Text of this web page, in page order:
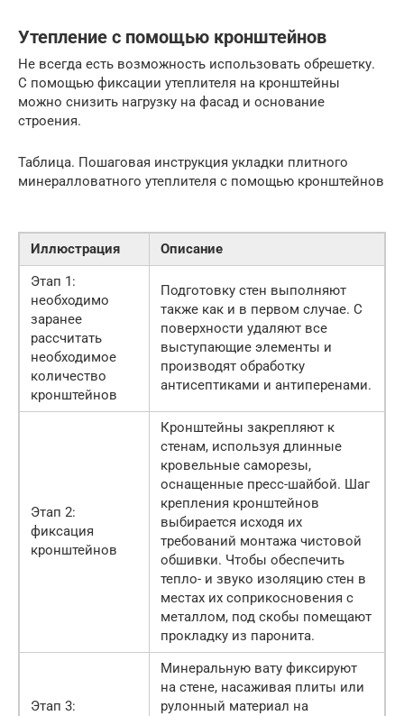
Утепление с помощью кронштейнов
Не всегда есть возможность использовать обрешетку.
С помощью фиксации утеплителя на кронштейны
можно снизить нагрузку на фасад и основание
строения.
Таблица. Пошаговая инструкция укладки плитного
минералловатного утеплителя с помощью кронштейнов
Иллюстрация
Описание
Этап 1:
необходимо
заранее
рассчитать
необходимое
количество
кронштейнов
Подготовку стен выполняют
также как и в первом случае. С
поверхности удаляют все
выступающие элементы и
производят обработку
антисептиками и антиперенами.
Этап 2:
фиксация
кронштейнов
Кронштейны закрепляют к
стенам, используя длинные
кровельные саморезы,
оснащенные пресс-шайбой. Шаг
крепления кронштейнов
выбирается исходя их
требований монтажа чистовой
обшивки. Чтобы обеспечить
тепло- и звуко изоляцию стен в
местах их соприкосновения с
металлом, под скобы помещают
прокладку из паронита.
Этап 3:
Минеральную вату фиксируют
на стене, насаживая плиты или
рулонный материал на